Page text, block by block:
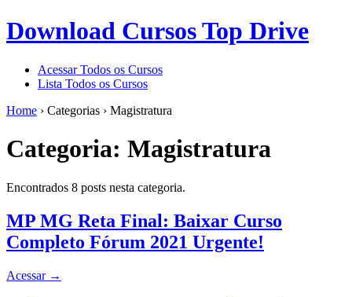
Download Cursos Top Drive
Acessar Todos os Cursos
Lista Todos os Cursos
Home › Categorias › Magistratura
Categoria: Magistratura
Encontrados 8 posts nesta categoria.
MP MG Reta Final: Baixar Curso
Completo Fórum 2021 Urgente!
Acessar →